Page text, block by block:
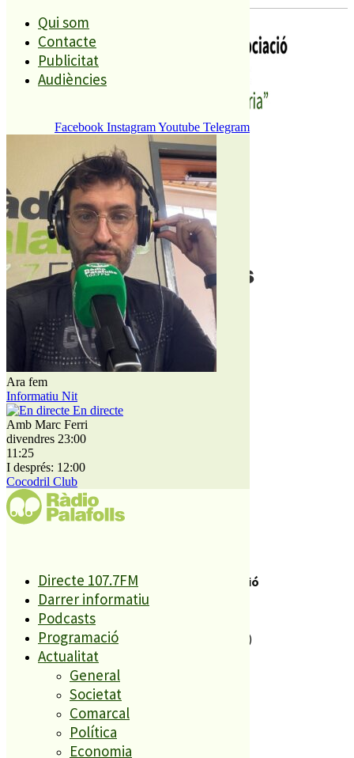
Qui som
Contacte
Publicitat
Audiències
Facebook InstagramYoutube Telegram
Ara fem
Informatiu Nit
En directe
Amb Marc Ferri
divendres 23:00
11:25
I després: 12:00
Cocodril Club
Directe 107.7FM
Darrer informatiu
Podcasts
Programació
Actualitat
General
Societat
Comarcal
Política
Economia
Qui som
Contacte
Publicitat
Audiències
Qui som
Contacte
Publicitat
Audiències
Política de cookies
Legal
Servei Local de Comunicació
C. Sant Lluís, s/n
08389 Palafolls (Barcelona)